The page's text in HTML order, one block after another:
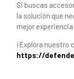
Si buscas
la solución que
mejor
¡Explora nuestro
https://